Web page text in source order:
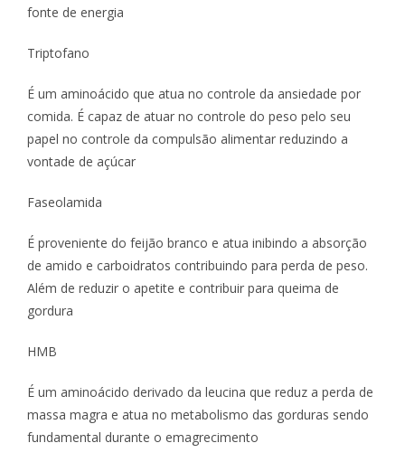
fonte de energia
Triptofano
É um aminoácido que atua no controle da ansiedade por
comida. É capaz de atuar no controle do peso pelo seu
papel no controle da compulsão alimentar reduzindo a
vontade de açúcar
Faseolamida
É proveniente do feijão branco e atua inibindo a absorção
de amido e carboidratos contribuindo para perda de peso.
Além de reduzir o apetite e contribuir para queima de
gordura
HMB
É um aminoácido derivado da leucina que reduz a perda de
massa magra e atua no metabolismo das gorduras sendo
fundamental durante o emagrecimento